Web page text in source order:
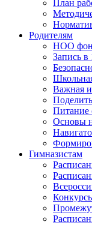
План
Родителям
НОО
Запись в
Важная
Питание
Основы
Гимназистам